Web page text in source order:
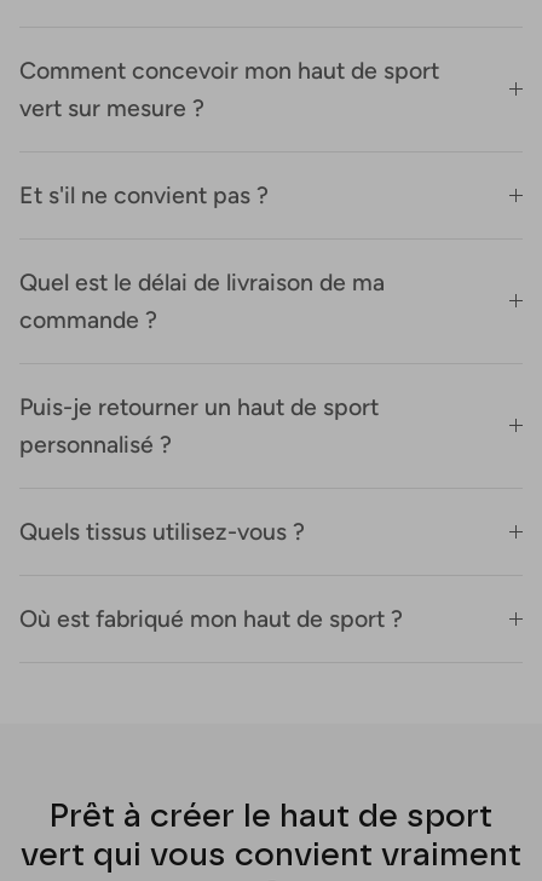
Comment concevoir mon haut de sport
vert sur mesure ?
Et s'il ne convient pas ?
Quel est le délai de livraison de ma
commande ?
Puis-je retourner un haut de sport
personnalisé ?
Quels tissus utilisez-vous ?
Où est fabriqué mon haut de sport ?
Prêt à créer le haut de sport
vert qui vous convient vraiment